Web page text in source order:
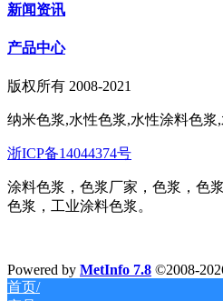
新闻资讯
产品中心
版权所有 2008-2021
纳米色浆,水性色浆,水性涂料色
浙ICP备14044374号
涂料色浆，色浆厂家，色浆，色
色浆，工业涂料色浆。
Powered by MetInfo 7.8 ©2008-
首页/